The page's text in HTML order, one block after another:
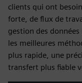
clients qui ont
forte, de flux de
gestion des
les meilleures
plus rapide, une
transfert plus fiable